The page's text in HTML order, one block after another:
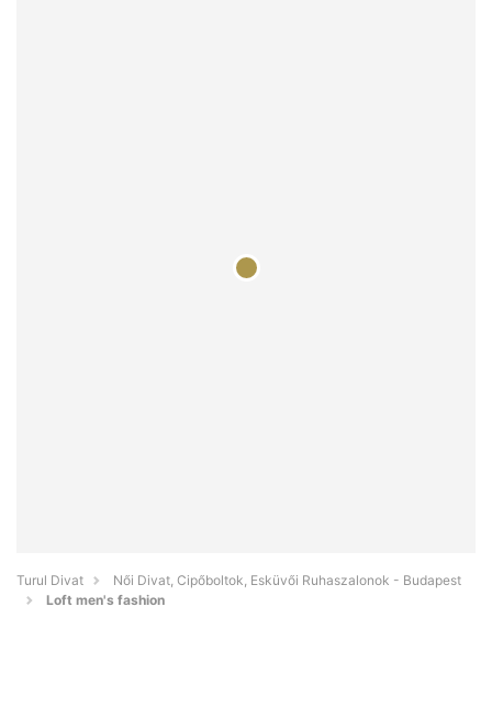
Turul Divat
Női Divat, Cipőboltok, Esküvői Ruhaszalonok - Budapest
Loft men's fashion